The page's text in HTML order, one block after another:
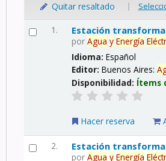
Quitar resaltado |
1. Estación
porAgua y Energía
Idioma:Español
Editor:Buenos Aires:
Disponibilidad: Ítems
Hacer reserva
2. Estación
porAgua y Energía